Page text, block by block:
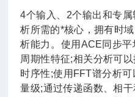
4个输入、2个输出和专
析所需的*核心，拥有时
析能力。使用ACE同步
周期性特征;相关分析可
时序性;使用FFT谱分析
量级;通过传递函数、相